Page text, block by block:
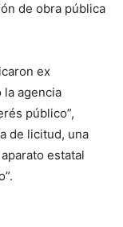
de obra pública
ex
la agencia
público”,
de licitud, una
estatal